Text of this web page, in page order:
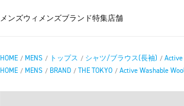
メンズウィメンズブランド特集店舗
HOME / MENS / トップス / シャツ/ブラウス(長袖) /
HOME / MENS / BRAND / THE TOKYO / Active Washable